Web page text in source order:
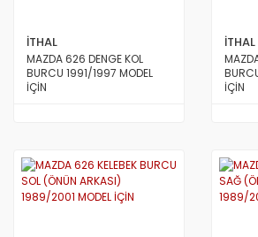
İTHAL
MAZDA 626 DENGE KOL
BURCU 1991/1997 MODEL
İÇİN
İTHAL
İÇİN